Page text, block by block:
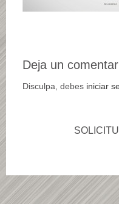
Deja un
Disculpa, debes iniciar